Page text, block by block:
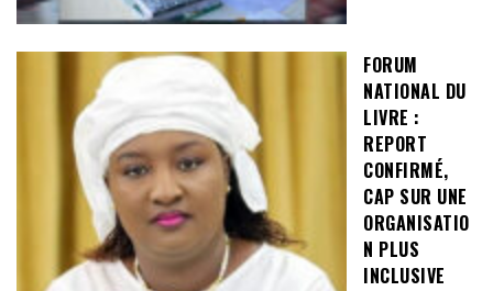
FORUM
NATIONAL DU
LIVRE :
REPORT
CONFIRMÉ,
CAP SUR UNE
ORGANISATIO
N PLUS
INCLUSIVE